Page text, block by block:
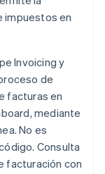
impuestos en
Invoicing y
de
facturas en
mediante
No es
Consulta
facturación con